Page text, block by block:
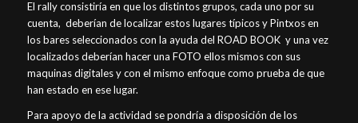
El rally consistiría en que los distintos grupos, cada uno por su
cuenta, deberían de localizar estos lugares típicos y Pintxos en
los bares seleccionados con la ayuda del ROAD BOOK y una vez
localizados deberían hacer una FOTO ellos mismos con sus
maquinas digitales y con el mismo enfoque como prueba de que
han estado en ese lugar.
Para apoyo de la actividad se pondría a disposición de los